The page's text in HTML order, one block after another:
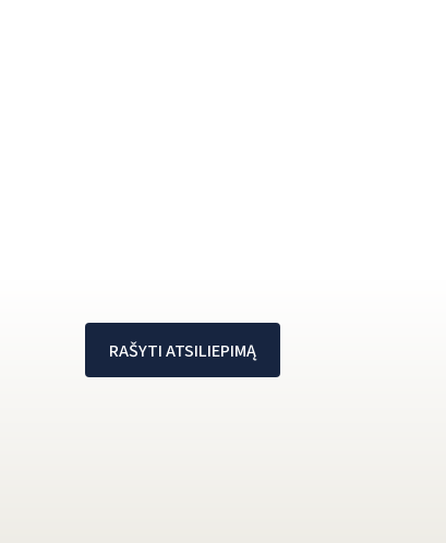
RAŠYTI ATSILIEPIMĄ